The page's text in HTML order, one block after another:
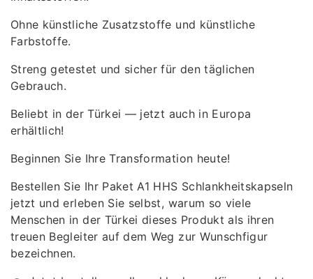
Ohne künstliche Zusatzstoffe und künstliche
Farbstoffe.
Streng getestet und sicher für den täglichen
Gebrauch.
Beliebt in der Türkei — jetzt auch in Europa
erhältlich!
Beginnen Sie Ihre Transformation heute!
Bestellen Sie Ihr Paket A1 HHS Schlankheitskapseln
jetzt und erleben Sie selbst, warum so viele
Menschen in der Türkei dieses Produkt als ihren
treuen Begleiter auf dem Weg zur Wunschfigur
bezeichnen.